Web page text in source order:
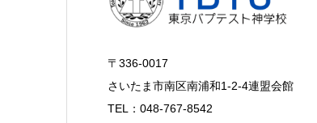
〒336-0017
さいたま市南区南浦和1-2-4連盟会館
TEL：048-767-8542